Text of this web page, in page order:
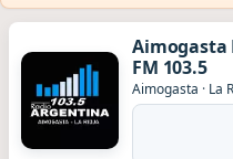
Aimogasta
FM 103.5
Aimogasta · La